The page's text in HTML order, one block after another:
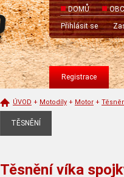
DOMŮ
Přihlásit se
Registrace
ÚVOD + Motodíly + Motor +
TĚSNĚNÍ
Těsnění víka